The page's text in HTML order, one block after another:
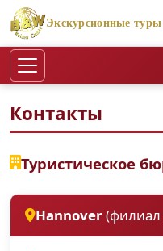
Экскурсионные туры
Контакты
Туристическое
Hannover(филиал